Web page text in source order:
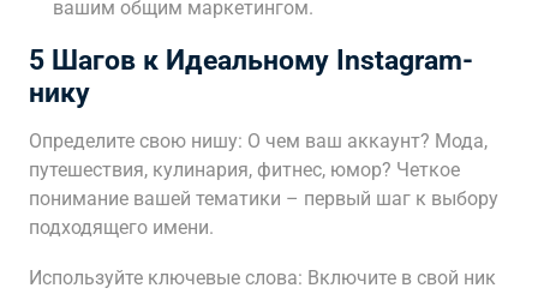
вашим общим маркетингом.
5 Шагов к Идеальному Instagram-
нику
Определите свою нишу: О чем ваш аккаунт? Мода,
путешествия, кулинария, фитнес, юмор? Четкое
понимание вашей тематики – первый шаг к выбору
подходящего имени.
Используйте ключевые слова: Включите в свой ник